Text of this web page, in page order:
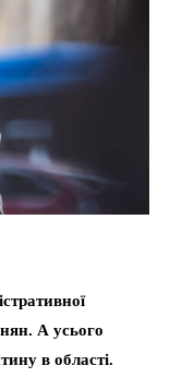
А усього
в області.